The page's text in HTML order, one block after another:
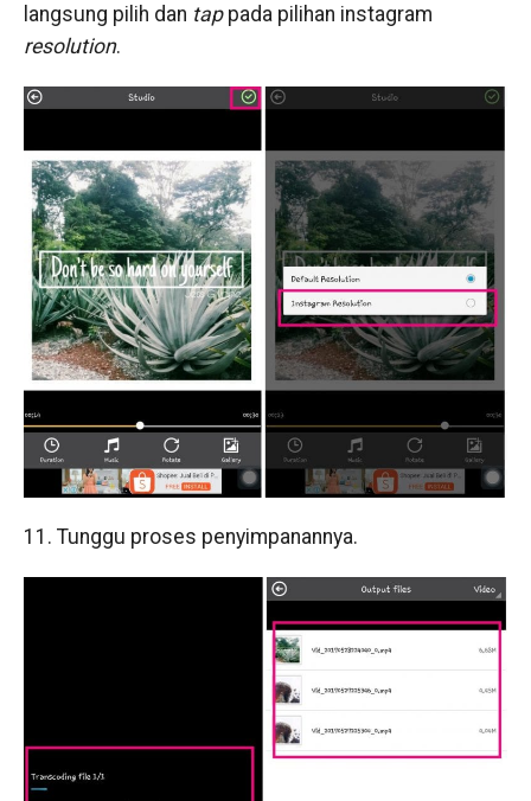
langsung pilih dan tappada pilihan instagram
resolution.
11. Tunggu proses penyimpanannya.